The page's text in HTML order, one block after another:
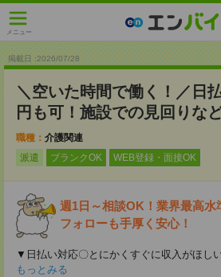
メニュー
掲載日 :2026/07/28
＼空いた時間で働く！／日
円も可！施設での見回りな
職種： 介護関連
派遣
ブランクOK WEB登録・面接OK
週1日～相談OK！業界最高水
フォローも手厚く安心！
▼日払い対応〇とにかくすぐに収入がほし
もっとみる